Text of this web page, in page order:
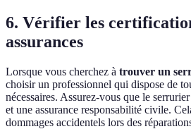
6. Vérifier les
assurances
Lorsque vous cherchez à trouver un
choisir un professionnel qui dispose de
nécessaires. Assurez-vous que le
et une assurance responsabilité civile.
dommages accidentels lors des